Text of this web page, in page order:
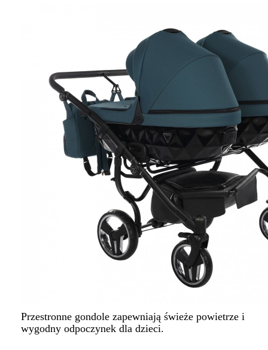
Przestronne gondole zapewniają świeże powietrze i
wygodny odpoczynek dla dzieci.